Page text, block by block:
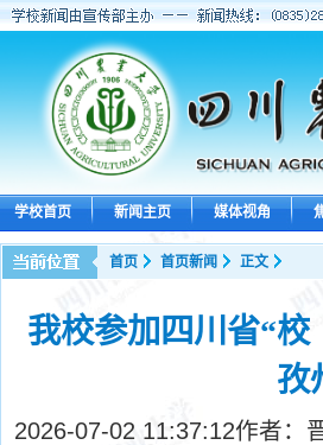
学校首页 新闻主页 媒体视角
首页 首页新闻 正文
我校参加四川省“
孜
2026-07-02 11:37:12作者：